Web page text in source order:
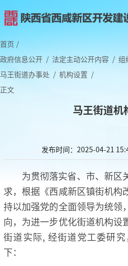
首页 /
政府信息公开 / 法定主动公开内容 / 组
马王街道办事处 / 机构设置 /
正文
马王街道机
发布时间：2025-04-21
为贯彻落实省、市、新区
求，根据《西咸新区镇街机构
持以加强党的全面领导为统领
向，为进一步优化街道机构设
街道实际, 经街道党工委研
下：